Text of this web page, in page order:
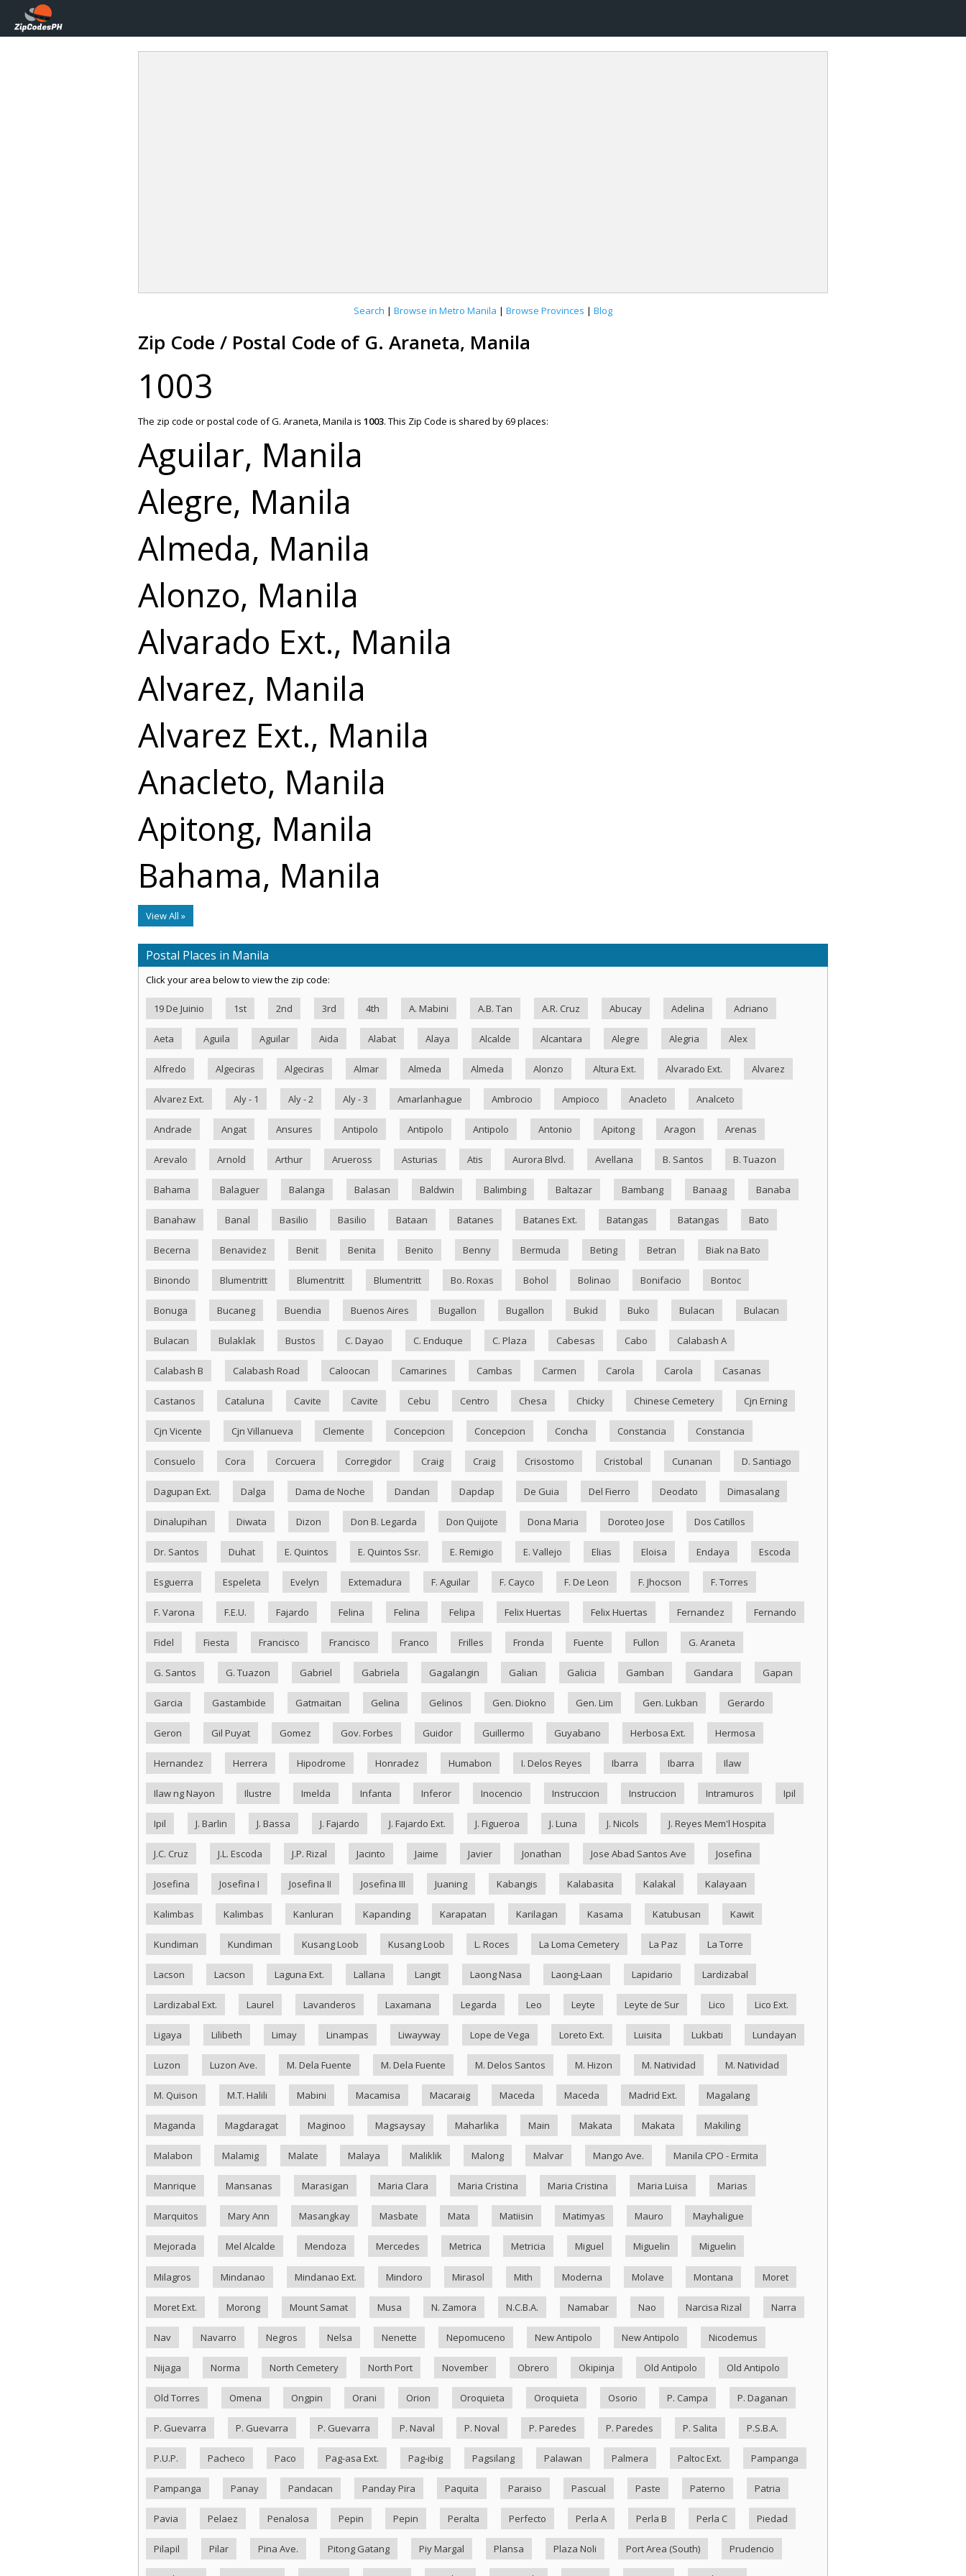
Search | Browse in Metro Manila | Browse Provinces | Blog
Zip Code / Postal Code of G. Araneta, Manila
1003
The zip code or postal code of G. Araneta, Manila is 1003. This Zip Code is shared by 69 places:
Aguilar, Manila
Alegre, Manila
Almeda, Manila
Alonzo, Manila
Alvarado Ext., Manila
Alvarez, Manila
Alvarez Ext., Manila
Anacleto, Manila
Apitong, Manila
Bahama, Manila
View All »
Postal Places in Manila
Click your area below to view the zip code:
19 De Juinio 1st 2nd 3rd 4th A. Mabini A.B. Tan A.R. Cruz Abucay Adelina Adriano
Aeta Aguila Aguilar Aida Alabat Alaya Alcalde Alcantara Alegre Alegria Alex
Alfredo Algeciras Algeciras Almar Almeda Almeda Alonzo Altura Ext. Alvarado Ext. Alvarez
Alvarez Ext. Aly - 1 Aly - 2 Aly - 3 Amarlanhague Ambrocio Ampioco Anacleto Analceto
Andrade Angat Ansures Antipolo Antipolo Antipolo Antonio Apitong Aragon Arenas
Arevalo Arnold Arthur Arueross Asturias Atis Aurora Blvd. Avellana B. Santos B. Tuazon
Bahama Balaguer Balanga Balasan Baldwin Balimbing Baltazar Bambang Banaag Banaba
Banahaw Banal Basilio Basilio Bataan Batanes Batanes Ext. Batangas Batangas Bato
Becerna Benavidez Benit Benita Benito Benny Bermuda Beting Betran Biak na Bato
Binondo Blumentritt Blumentritt Blumentritt Bo. Roxas Bohol Bolinao Bonifacio Bontoc
Bonuga Bucaneg Buendia Buenos Aires Bugallon Bugallon Bukid Buko Bulacan Bulacan
Bulacan Bulaklak Bustos C. Dayao C. Enduque C. Plaza Cabesas Cabo Calabash A
Calabash B Calabash Road Caloocan Camarines Cambas Carmen Carola Carola Casanas
Castanos Cataluna Cavite Cavite Cebu Centro Chesa Chicky Chinese Cemetery Cjn Erning
Cjn Vicente Cjn Villanueva Clemente Concepcion Concepcion Concha Constancia Constancia
Consuelo Cora Corcuera Corregidor Craig Craig Crisostomo Cristobal Cunanan D. Santiago
Dagupan Ext. Dalga Dama de Noche Dandan Dapdap De Guia Del Fierro Deodato Dimasalang
Dinalupihan Diwata Dizon Don B. Legarda Don Quijote Dona Maria Doroteo Jose Dos Catillos
Dr. Santos Duhat E. Quintos E. Quintos Ssr. E. Remigio E. Vallejo Elias Eloisa Endaya Escoda
Esguerra Espeleta Evelyn Extemadura F. Aguilar F. Cayco F. De Leon F. Jhocson F. Torres
F. Varona F.E.U. Fajardo Felina Felina Felipa Felix Huertas Felix Huertas Fernandez Fernando
Fidel Fiesta Francisco Francisco Franco Frilles Fronda Fuente Fullon G. Araneta
G. Santos G. Tuazon Gabriel Gabriela Gagalangin Galian Galicia Gamban Gandara Gapan
Garcia Gastambide Gatmaitan Gelina Gelinos Gen. Diokno Gen. Lim Gen. Lukban Gerardo
Geron Gil Puyat Gomez Gov. Forbes Guidor Guillermo Guyabano Herbosa Ext. Hermosa
Hernandez Herrera Hipodrome Honradez Humabon I. Delos Reyes Ibarra Ibarra Ilaw
Ilaw ng Nayon Ilustre Imelda Infanta Inferor Inocencio Instruccion Instruccion Intramuros Ipil
Ipil J. Barlin J. Bassa J. Fajardo J. Fajardo Ext. J. Figueroa J. Luna J. Nicols J. Reyes Mem'l Hospita
J.C. Cruz J.L. Escoda J.P. Rizal Jacinto Jaime Javier Jonathan Jose Abad Santos Ave Josefina
Josefina Josefina I Josefina II Josefina III Juaning Kabangis Kalabasita Kalakal Kalayaan
Kalimbas Kalimbas Kanluran Kapanding Karapatan Karilagan Kasama Katubusan Kawit
Kundiman Kundiman Kusang Loob Kusang Loob L. Roces La Loma Cemetery La Paz La Torre
Lacson Lacson Laguna Ext. Lallana Langit Laong Nasa Laong-Laan Lapidario Lardizabal
Lardizabal Ext. Laurel Lavanderos Laxamana Legarda Leo Leyte Leyte de Sur Lico Lico Ext.
Ligaya Lilibeth Limay Linampas Liwayway Lope de Vega Loreto Ext. Luisita Lukbati Lundayan
Luzon Luzon Ave. M. Dela Fuente M. Dela Fuente M. Delos Santos M. Hizon M. Natividad M. Natividad
M. Quison M.T. Halili Mabini Macamisa Macaraig Maceda Maceda Madrid Ext. Magalang
Maganda Magdaragat Maginoo Magsaysay Maharlika Main Makata Makata Makiling
Malabon Malamig Malate Malaya Maliklik Malong Malvar Mango Ave. Manila CPO - Ermita
Manrique Mansanas Marasigan Maria Clara Maria Cristina Maria Cristina Maria Luisa Marias
Marquitos Mary Ann Masangkay Masbate Mata Matiisin Matimyas Mauro Mayhaligue
Mejorada Mel Alcalde Mendoza Mercedes Metrica Metricia Miguel Miguelin Miguelin
Milagros Mindanao Mindanao Ext. Mindoro Mirasol Mith Moderna Molave Montana Moret
Moret Ext. Morong Mount Samat Musa N. Zamora N.C.B.A. Namabar Nao Narcisa Rizal Narra
Nav Navarro Negros Nelsa Nenette Nepomuceno New Antipolo New Antipolo Nicodemus
Nijaga Norma North Cemetery North Port November Obrero Okipinja Old Antipolo Old Antipolo
Old Torres Omena Ongpin Orani Orion Oroquieta Oroquieta Osorio P. Campa P. Daganan
P. Guevarra P. Guevarra P. Guevarra P. Naval P. Noval P. Paredes P. Paredes P. Salita P.S.B.A.
P.U.P. Pacheco Paco Pag-asa Ext. Pag-ibig Pagsilang Palawan Palmera Paltoc Ext. Pampanga
Pampanga Panay Pandacan Panday Pira Paquita Paraiso Pascual Paste Paterno Patria
Pavia Pelaez Penalosa Pepin Pepin Peralta Perfecto Perla A Perla B Perla C Piedad
Pilapil Pilar Pina Ave. Pitong Gatang Piy Margal Plansa Plaza Noli Port Area (South) Prudencio